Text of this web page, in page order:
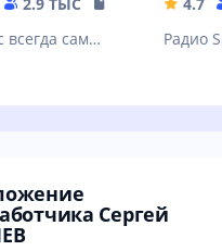
всегда самые
Радио
Сергей